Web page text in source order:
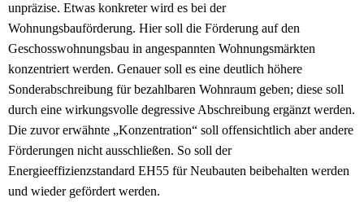
unpräzise. Etwas konkreter wird es bei der
Wohnungsbauförderung. Hier soll die Förderung auf den
Geschosswohnungsbau in angespannten Wohnungsmärkten
konzentriert werden. Genauer soll es eine deutlich höhere
Sonderabschreibung für bezahlbaren Wohnraum geben; diese soll
durch eine wirkungsvolle degressive Abschreibung ergänzt werden.
Die zuvor erwähnte „Konzentration“ soll offensichtlich aber andere
Förderungen nicht ausschließen. So soll der
Energieeffizienzstandard EH55 für Neubauten beibehalten werden
und wieder gefördert werden.